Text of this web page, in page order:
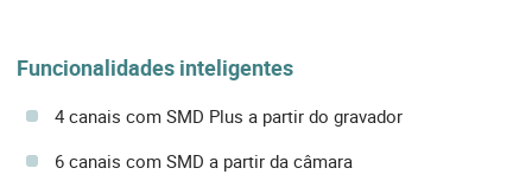
Funcionalidades inteligentes
4 canais com SMD Plus a partir do gravador
6 canais com SMD a partir da câmara